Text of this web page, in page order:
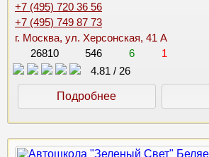
+7 (495) 720 36 56
+7 (495) 749 87 73
г. Москва, ул. Херсонская, 41 А
26810
546 6
1
4.81 / 26
Подробнее